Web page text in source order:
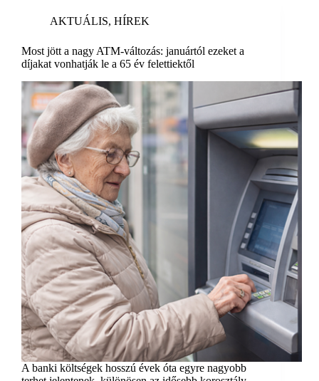
AKTUÁLIS, HÍREK
Most jött a nagy ATM-változás: januártól ezeket a
díjakat vonhatják le a 65 év felettiektől
A banki költségek hosszú évek óta egyre nagyobb